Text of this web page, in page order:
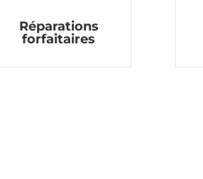
Réparations
forfaitaires